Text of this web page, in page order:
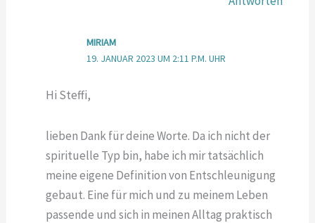
MIRIAM
19. JANUAR 2023 UM 2:11 P.M. UHR
Hi Steffi,
lieben Dank für deine Worte. Da ich nicht der
spirituelle Typ bin, habe ich mir tatsächlich
meine eigene Definition von Entschleunigung
gebaut. Eine für mich und zu meinem Leben
passende und sich in meinen Alltag praktisch